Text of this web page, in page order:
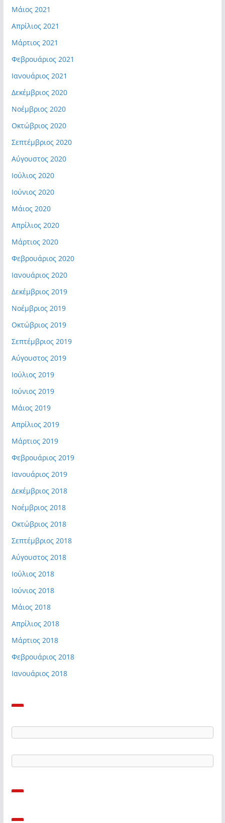
Μάιος 2021
Απρίλιος 2021
Μάρτιος 2021
Φεβρουάριος 2021
Ιανουάριος 2021
Δεκέμβριος 2020
Νοέμβριος 2020
Οκτώβριος 2020
Σεπτέμβριος 2020
Αύγουστος 2020
Ιούλιος 2020
Ιούνιος 2020
Μάιος 2020
Απρίλιος 2020
Μάρτιος 2020
Φεβρουάριος 2020
Ιανουάριος 2020
Δεκέμβριος 2019
Νοέμβριος 2019
Οκτώβριος 2019
Σεπτέμβριος 2019
Αύγουστος 2019
Ιούλιος 2019
Ιούνιος 2019
Μάιος 2019
Απρίλιος 2019
Μάρτιος 2019
Φεβρουάριος 2019
Ιανουάριος 2019
Δεκέμβριος 2018
Νοέμβριος 2018
Οκτώβριος 2018
Σεπτέμβριος 2018
Αύγουστος 2018
Ιούλιος 2018
Ιούνιος 2018
Μάιος 2018
Απρίλιος 2018
Μάρτιος 2018
Φεβρουάριος 2018
Ιανουάριος 2018